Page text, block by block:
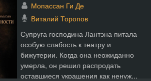
Мопассан Ги Де
Виталий Торопов
Супруга господина Лантэна питала
особую слабость к театру и
бижутерии. Когда она неожиданно
умерла, он решил распродать
оставшиеся украшения как ненуж...